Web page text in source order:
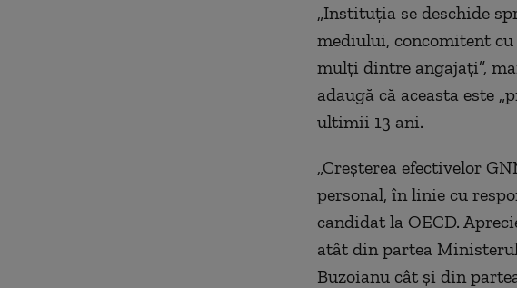
„Instituţia se deschide
mediului, concomitent
mulţi dintre angajaţi”,
adaugă că aceasta este
ultimii 13 ani.
„Creşterea efectivelor
personal, în linie cu
candidat la OECD.
atât din partea
Buzoianu cât şi din